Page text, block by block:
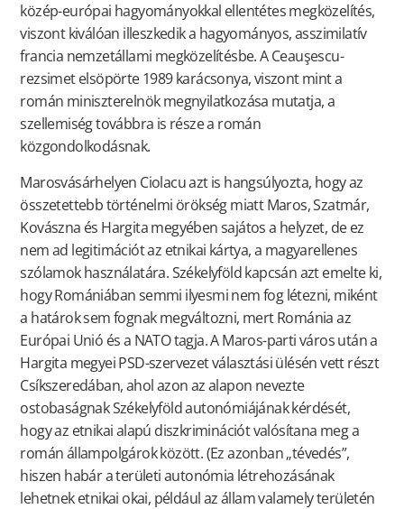
közép-európai hagyományokkal ellentétes megközelítés,
viszont kiválóan illeszkedik a hagyományos, asszimilatív
francia nemzetállami megközelítésbe. A Ceauşescu-
rezsimet elsöpörte 1989 karácsonya, viszont mint a
román miniszterelnök megnyilatkozása mutatja, a
szellemiség továbbra is része a román
közgondolkodásnak.
Marosvásárhelyen Ciolacu azt is hangsúlyozta, hogy az
összetettebb történelmi örökség miatt Maros, Szatmár,
Kovászna és Hargita megyében sajátos a helyzet, de ez
nem ad legitimációt az etnikai kártya, a magyarellenes
szólamok használatára. Székelyföld kapcsán azt emelte ki,
hogy Romániában semmi ilyesmi nem fog létezni, miként
a határok sem fognak megváltozni, mert Románia az
Európai Unió és a NATO tagja. A Maros-parti város után a
Hargita megyei PSD-szervezet választási ülésén vett részt
Csíkszeredában, ahol azon az alapon nevezte
ostobaságnak Székelyföld autonómiájának kérdését,
hogy az etnikai alapú diszkriminációt valósítana meg a
román állampolgárok között. (Ez azonban „tévedés”,
hiszen habár a területi autonómia létrehozásának
lehetnek etnikai okai, például az állam valamely területén